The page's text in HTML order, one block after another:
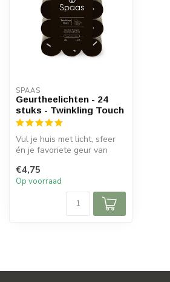
SPAAS
Geurtheelichten - 24
stuks - Twinkling Touch
Vul je huis met licht, sfeer
én je favoriete geur van
Geurkaarsen...
€4,75
Op voorraad